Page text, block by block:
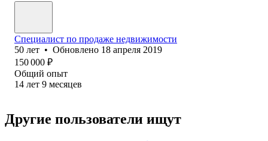
Специалист по продаже недвижимости
50 лет • Обновлено 18 апреля 2019
150 000 ₽
Общий опыт
14 лет 9 месяцев
Другие пользователи ищут